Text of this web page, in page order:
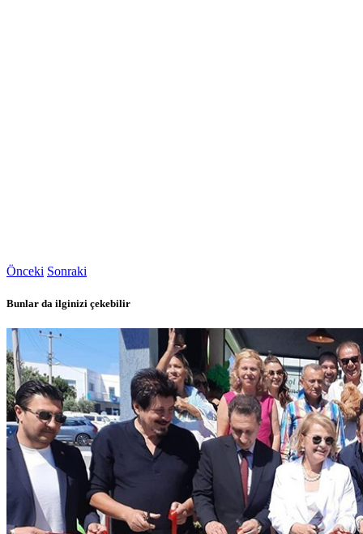
Önceki Sonraki
Bunlar da ilginizi çekebilir